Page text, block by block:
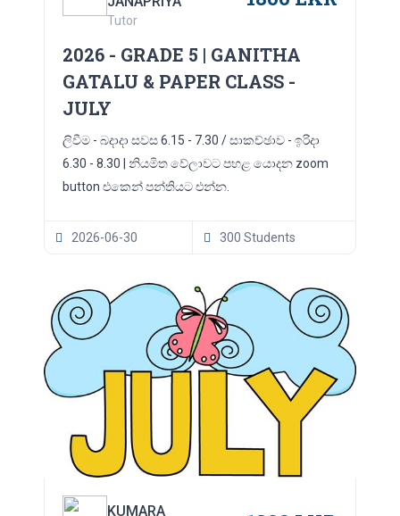
Tutor
2026 - GRADE 5 | GANITHA
GATALU & PAPER CLASS -
JULY
ලිවීම - බදාදා සවස 6.15 - 7.30 / සාකච්ඡාව - ඉරිදා
6.30 - 8.30 | නියමිත වේලාවට පහළ යොදන zoom
button එකෙන් පන්තියට එන්න.
2026-06-30 300 Students
KUMARA